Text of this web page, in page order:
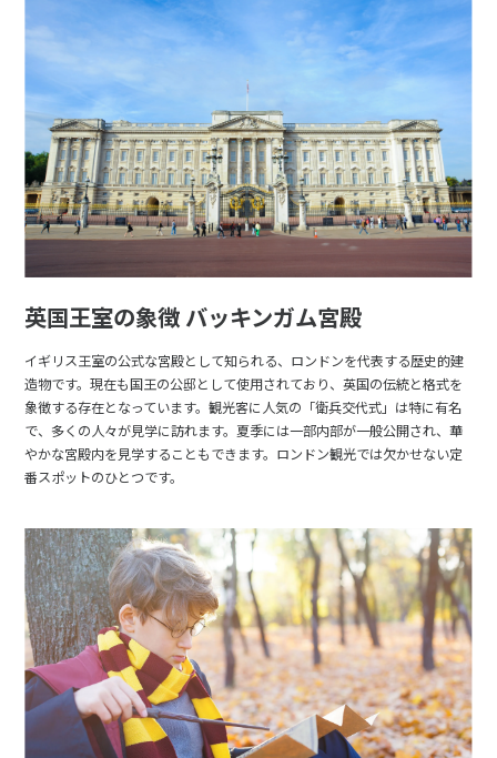
英国王室の象徴 バッキンガム宮殿
イギリス王室の公式な宮殿として知られる、ロンドンを代表する歴史的建
造物です。現在も国王の公邸として使用されており、英国の伝統と格式を
象徴する存在となっています。観光客に人気の「衛兵交代式」は特に有名
で、多くの人々が見学に訪れます。夏季には一部内部が一般公開され、華
やかな宮殿内を見学することもできます。ロンドン観光では欠かせない定
番スポットのひとつです。